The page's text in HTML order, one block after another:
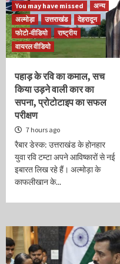
You may have missed
अन्य
अल्मोड़ा
उत्तराखंड
देहरादून
फोटो-वीडियो
राष्ट्रीय
वायरल वीडियो
पहाड़ के रवि का कमाल, सच
किया उड़ने वाली कार का
सपना, प्रोटोटाइप का सफल
परीक्षण
7 hours ago
रैबार डेस्क: उत्तराखंड के होनहार
युवा रवि टम्टा अपने आविष्कारों से नई
इबारत लिख रहे हैं। अल्मोड़ा के
काफलीखान के...